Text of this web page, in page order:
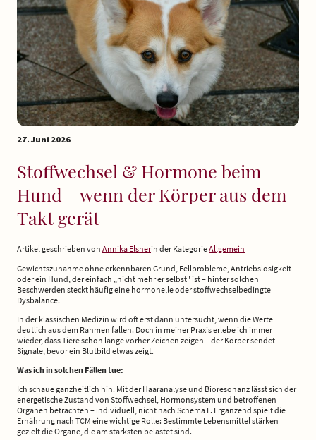
27. Juni 2026
Stoffwechsel & Hormone beim
Hund – wenn der Körper aus dem
Takt gerät
Artikel geschrieben von Annika Elsnerin der KategorieAllgemein
Gewichtszunahme ohne erkennbaren Grund, Fellprobleme, Antriebslosigkeit
oder ein Hund, der einfach „nicht mehr er selbst" ist – hinter solchen
Beschwerden steckt häufig eine hormonelle oder stoffwechselbedingte
Dysbalance.
In der klassischen Medizin wird oft erst dann untersucht, wenn die Werte
deutlich aus dem Rahmen fallen. Doch in meiner Praxis erlebe ich immer
wieder, dass Tiere schon lange vorher Zeichen zeigen – der Körper sendet
Signale, bevor ein Blutbild etwas zeigt.
Was ich in solchen Fällen tue:
Ich schaue ganzheitlich hin. Mit der Haaranalyse und Bioresonanz lässt sich der
energetische Zustand von Stoffwechsel, Hormonsystem und betroffenen
Organen betrachten – individuell, nicht nach Schema F. Ergänzend spielt die
Ernährung nach TCM eine wichtige Rolle: Bestimmte Lebensmittel stärken
gezielt die Organe, die am stärksten belastet sind.